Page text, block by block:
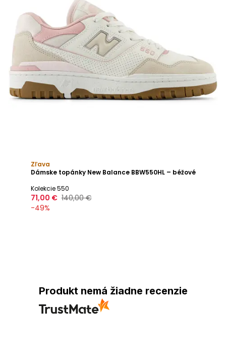
Zľava
Dámske topánky New Balance BBW550HL – béžové
Kolekcie 550
71,00 € 140,00 €
-49%
Produkt nemá žiadne recenzie